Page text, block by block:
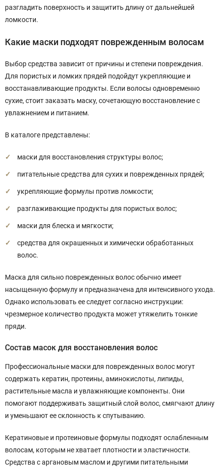
разгладить поверхность и защитить длину от дальнейшей
ломкости.
Какие маски подходят поврежденным волосам
Выбор средства зависит от причины и степени повреждения.
Для пористых и ломких прядей подойдут укрепляющие и
восстанавливающие продукты. Если волосы одновременно
сухие, стоит заказать маску, сочетающую восстановление с
увлажнением и питанием.
В каталоге представлены:
маски для восстановления структуры волос;
питательные средства для сухих и поврежденных прядей;
укрепляющие формулы против ломкости;
разглаживающие продукты для пористых волос;
маски для блеска и мягкости;
средства для окрашенных и химически обработанных
волос.
Маска для сильно поврежденных волос обычно имеет
насыщенную формулу и предназначена для интенсивного ухода.
Однако использовать ее следует согласно инструкции:
чрезмерное количество продукта может утяжелить тонкие
пряди.
Состав масок для восстановления волос
Профессиональные маски для поврежденных волос могут
содержать кератин, протеины, аминокислоты, липиды,
растительные масла и увлажняющие компоненты. Они
помогают поддерживать защитный слой волос, смягчают длину
и уменьшают ее склонность к спутыванию.
Кератиновые и протеиновые формулы подходят ослабленным
волосам, которым не хватает плотности и эластичности.
Средства с аргановым маслом и другими питательными